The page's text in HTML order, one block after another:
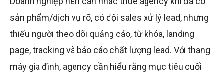
sản phẩm/dịch vụ rõ, có đội sales xử lý lead, nhưng
thiếu người theo dõi quảng cáo, từ khóa, landing
page, tracking và báo cáo chất lượng lead. Với thang
máy gia đình, agency cần hiểu rằng mục tiêu cuối